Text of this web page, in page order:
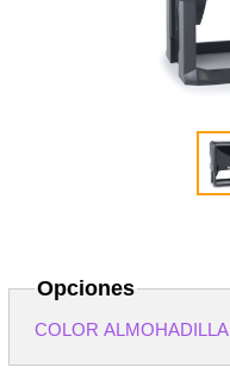
Opciones
COLOR ALMOHADILLA